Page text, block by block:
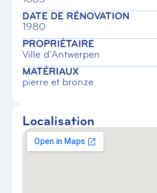
DATE DE RÉNOVATION
1980
PROPRIÉTAIRE
Ville d'Antwerpen
MATÉRIAUX
pierre et bronze
Localisation